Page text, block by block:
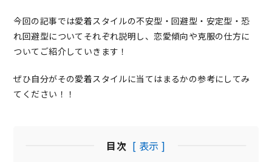
今回の記事では愛着スタイルの不安型・回避型・安定型・恐
れ回避型についてそれぞれ説明し、恋愛傾向や克服の仕方に
ついてご紹介していきます！
ぜひ自分がその愛着スタイルに当てはまるかの参考にしてみ
てください！！
目次 [ 表示 ]